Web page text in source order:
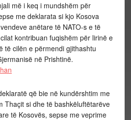
më i keq i mundshëm për
me deklarata si kjo Kosova
anëtare të NATO-s e të
kontribuan fuqishëm për lirinë e
të cilën e përmendi gjithashtu
në Prishtinë.
që bie në kundërshtim me
Thaçit si dhe të bashkëluftëtarëve
të Kosovës, sepse me veprime